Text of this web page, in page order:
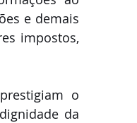
e demais
impostos,
o
da